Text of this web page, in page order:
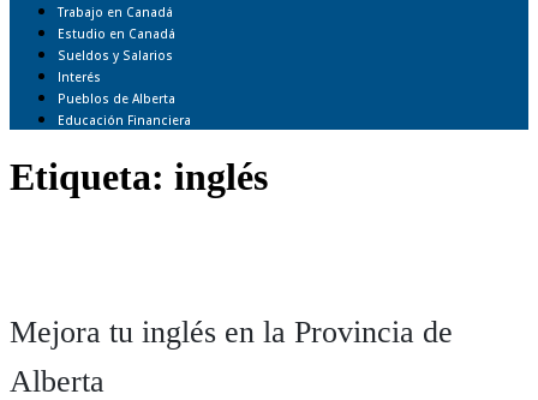
Trabajo en Canadá
Estudio en Canadá
Sueldos y Salarios
Interés
Pueblos de Alberta
Educación Financiera
Etiqueta: inglés
Mejora tu inglés en la Provincia de
Alberta